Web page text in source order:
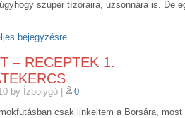
szuper tízóraira, uzsonnára is. De
bejegyzésre
– RECEPTEK 1.
by Ízbolygó
0
csak linkeltem a Borsára,